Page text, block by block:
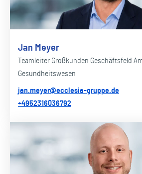
Jan Meyer
Teamleiter Großkunden Geschäftsfeld
Gesundheitswesen
jan.meyer@ecclesia-gruppe.de
+4952316036792